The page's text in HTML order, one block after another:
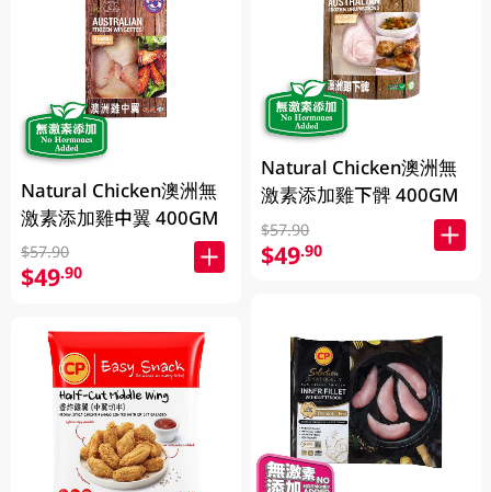
Natural Chicken澳洲無
激素添加雞中翼 400GM
$57.90
$49.90
Natural Chicken澳洲無
激素添加雞下髀 400GM
$57.90
$49.90